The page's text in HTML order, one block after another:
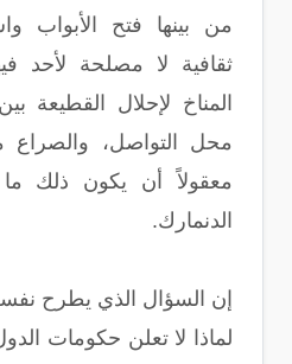
من بينها فتح الأبواب
ثقافية لا مصلحة لأحد
المناخ لإحلال القطيعة
محل التواصل، والصراع
معقولاً أن يكون ذلك
الدنمارك.
إن السؤال الذي يطرح
لماذا لا تعلن حكومات